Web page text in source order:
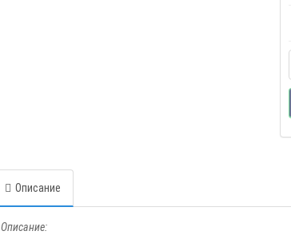
Описание
Описание: